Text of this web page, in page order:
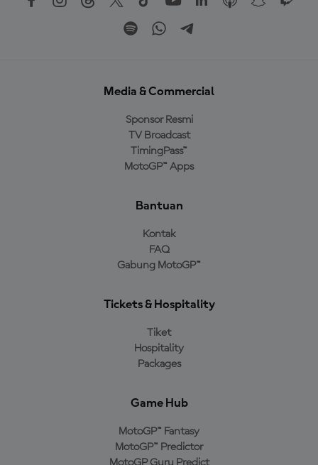
Media & Commercial
Sponsor Resmi
TV Broadcast
TimingPass™
MotoGP™ Apps
Bantuan
Kontak
FAQ
Gabung MotoGP™
Tickets & Hospitality
Tiket
Hospitality
Packages
Game Hub
MotoGP™ Fantasy
MotoGP™ Predictor